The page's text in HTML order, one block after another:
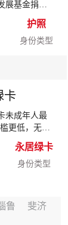
基金捐款
岁以下及18-
护照
身份类型
卡
未成年人最
更低，无语
求，无需登
永居绿卡
身份类型
鲁
斐济